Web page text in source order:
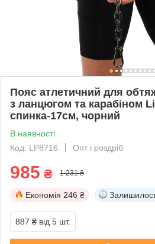
Пояс атлетичний для
з ланцюгом та карабіном
спинка-17см, чорний
В наявності
Код: LP8716
Опт і роздріб
985 ₴ 1 231 ₴
Економія 246 ₴
887 ₴ від 5 шт.